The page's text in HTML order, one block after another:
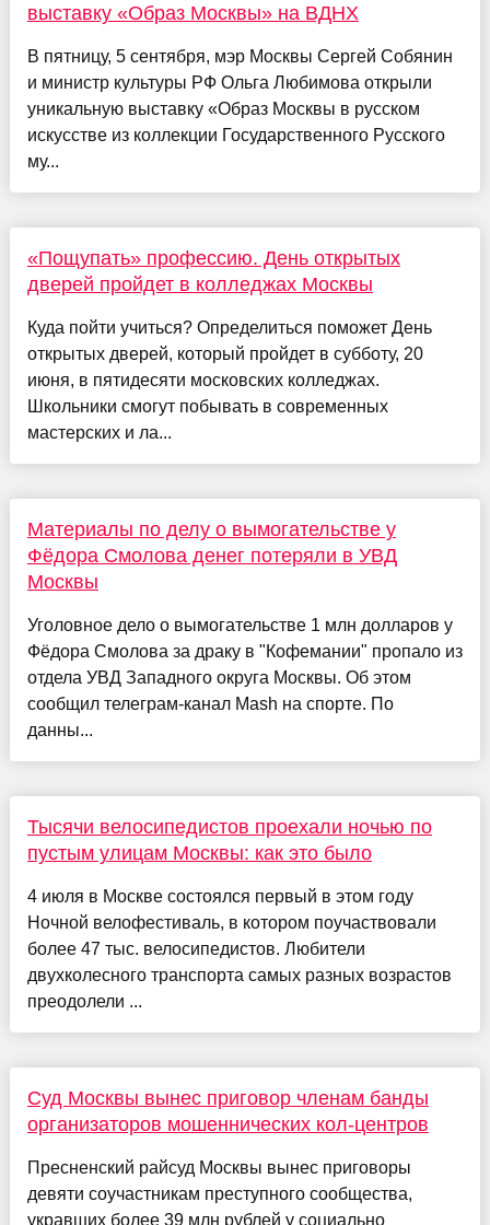
выставку «Образ Москвы» на ВДНХ
В пятницу, 5 сентября, мэр Москвы Сергей Собянин
и министр культуры РФ Ольга Любимова открыли
уникальную выставку «Образ Москвы в русском
искусстве из коллекции Государственного Русского
му...
«Пощупать» профессию. День открытых
дверей пройдет в колледжах Москвы
Куда пойти учиться? Определиться поможет День
открытых дверей, который пройдет в субботу, 20
июня, в пятидесяти московских колледжах.
Школьники смогут побывать в современных
мастерских и ла...
Материалы по делу о вымогательстве у
Фёдора Смолова денег потеряли в УВД
Москвы
Уголовное дело о вымогательстве 1 млн долларов у
Фёдора Смолова за драку в "Кофемании" пропало из
отдела УВД Западного округа Москвы. Об этом
сообщил телеграм-канал Mash на спорте. По
данны...
Тысячи велосипедистов проехали ночью по
пустым улицам Москвы: как это было
4 июля в Москве состоялся первый в этом году
Ночной велофестиваль, в котором поучаствовали
более 47 тыс. велосипедистов. Любители
двухколесного транспорта самых разных возрастов
преодолели ...
Суд Москвы вынес приговор членам банды
организаторов мошеннических кол-центров
Пресненский райсуд Москвы вынес приговоры
девяти соучастникам преступного сообщества,
укравших более 39 млн рублей у социально